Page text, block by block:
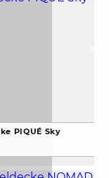
PIQUÉ Sky